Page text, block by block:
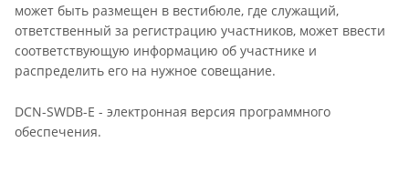
может быть размещен в вестибюле, где служащий,
ответственный за регистрацию участников, может ввести
соответствующую информацию об участнике и
распределить его на нужное совещание.
DCN-SWDB-E - электронная версия программного
обеспечения.